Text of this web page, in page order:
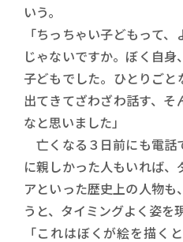
いう。
「ちっちゃい子どもって
じゃないですか。ぼく自
子どもでした。ひとりご
出てきてざわざわ話す、
なと思いました」
亡くなる３日前にも電話
に親しかった人もいれば
アといった歴史上の人物
うと、タイミングよく姿を現
「これはぼくが絵を描く